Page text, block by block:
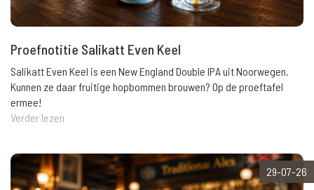
Proefnotitie Salikatt Even Keel
Salikatt Even Keel is een New England Double IPA uit Noorwegen.
Kunnen ze daar fruitige hopbommen brouwen? Op de proeftafel
ermee!
Verder lezen
29-07-26